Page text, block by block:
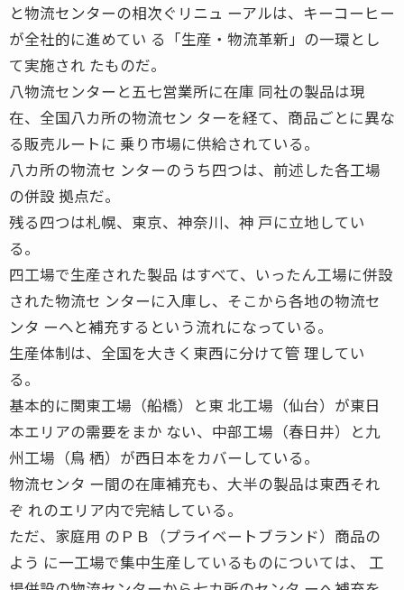
と物流センターの相次ぐリニュ ーアルは、キーコーヒー
が全社的に進めてい る「生産・物流革新」の一環とし
て実施され たものだ。
八物流センターと五七営業所に在庫 同社の製品は現
在、全国八カ所の物流セン ターを経て、商品ごとに異な
る販売ルートに 乗り市場に供給されている。
八カ所の物流セ ンターのうち四つは、前述した各工場
の併設 拠点だ。
残る四つは札幌、東京、神奈川、神 戸に立地してい
る。
四工場で生産された製品 はすべて、いったん工場に併設
された物流セ ンターに入庫し、そこから各地の物流セ
ンタ ーへと補充するという流れになっている。
生産体制は、全国を大きく東西に分けて管 理してい
る。
基本的に関東工場（船橋）と東 北工場（仙台）が東日
本エリアの需要をまか ない、中部工場（春日井）と九
州工場（鳥 栖）が西日本をカバーしている。
物流センタ ー間の在庫補充も、大半の製品は東西それ
ぞ れのエリア内で完結している。
ただ、家庭用 のＰＢ（プライベートブランド）商品の
よう に一工場で集中生産しているものについては、 工